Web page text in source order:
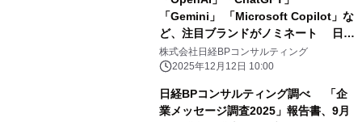
「Webブランド調査2025-秋冬」
「Gemini」 「Microsoft Copilot」な
ど、注目ブランドがノミネート 日本
最大規模のブランド価値評価調査 「ブ
ランド・ジャパン2026」のノミネート
株式会社日経BPコンサルティング
2025年12月12日 10:00
日経BPコンサルティング調べ 「企
業メッセージ調査2025」報告書、9月